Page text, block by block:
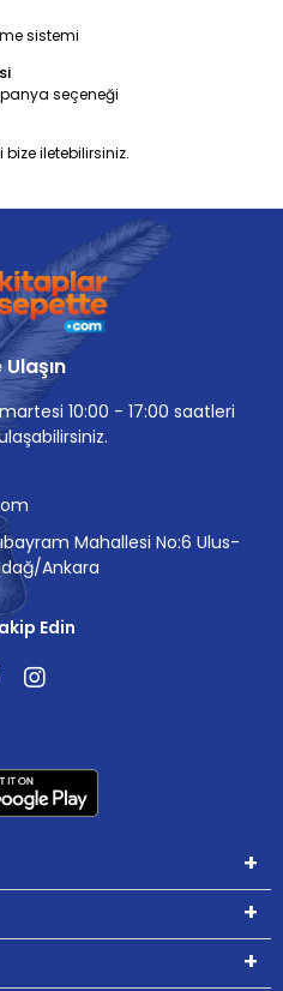
sistemi
seçeneği
bize iletebilirsiniz.
Ulaşın
10:00 - 17:00 saatleri
Mahallesi No:6 Ulus-
Ankara
Edin